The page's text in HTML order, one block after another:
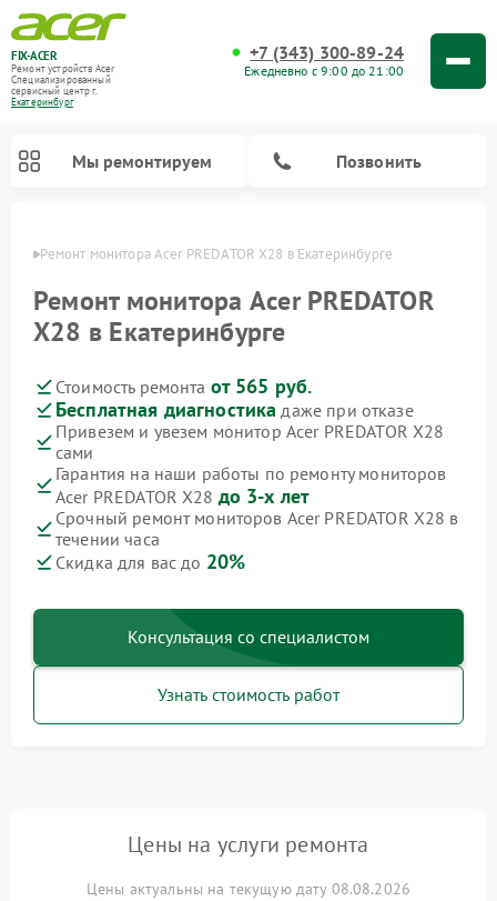
FIX-ACER
Ремонт устройств Acer
Специализированный
cервисный центр г.
Екатеринбург
+7 (343) 300-89-24
Ежедневно с 9:00 до 21:00
Мы ремонтируем Позвонить
Ремонт монитора Acer PREDATOR X28 в Екатеринбурге
Ремонт монитора Acer PREDATOR
X28 в Екатеринбурге
Стоимость ремонта от 565 руб.
Бесплатная диагностика даже при отказе
Привезем и увезем монитор Acer PREDATOR X28
сами
Гарантия на наши работы по ремонту мониторов
Acer PREDATOR X28 до 3-х лет
Срочный ремонт мониторов Acer PREDATOR X28 в
течении часа
Скидка для вас до 20%
Консультация со специалистом
Узнать стоимость работ
Цены на услуги ремонта
Цены актуальны на текущую дату 08.08.2026